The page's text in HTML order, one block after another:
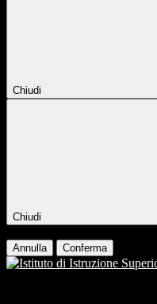
Chiudi
Chiudi
Annulla Conferma